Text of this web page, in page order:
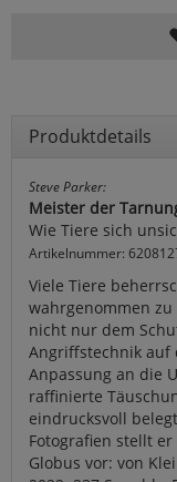
Produktdetails
Steve Parker:
Meister der
Wie Tiere sich
Artikelnummer:
Viele Tiere
wahrgenommen
nicht nur dem
Angriffstechnik auf
Anpassung an die
raffinierte
eindrucksvoll
Fotografien stellt
Globus vor: von